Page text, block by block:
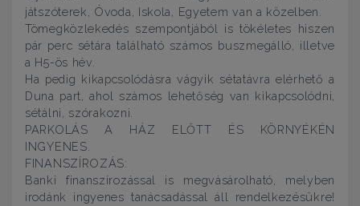
játszóterek, Óvoda, Iskola, Egyetem van a közelben.
Tömegközlekedés szempontjából is tökéletes hiszen
pár perc sétára található számos buszmegálló, illetve
a H5-ös hév.
Ha pedig kikapcsolódásra vágyik sétatávra elérhető a
Duna part, ahol számos lehetőség van kikapcsolódni,
sétálni, szórakozni.
PARKOLÁS A HÁZ ELŐTT ÉS KÖRNYÉKÉN
INGYENES.
FINANSZÍROZÁS:
Banki finanszírozással is megvásárolható, melyben
irodánk ingyenes tanácsadással áll rendelkezésükre!